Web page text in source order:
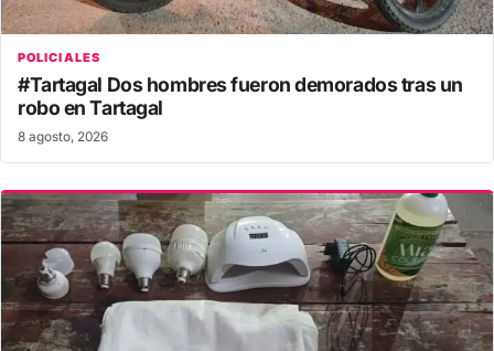
POLICIALES
#Tartagal Dos hombres fueron demorados tras un
robo en Tartagal
8 agosto, 2026